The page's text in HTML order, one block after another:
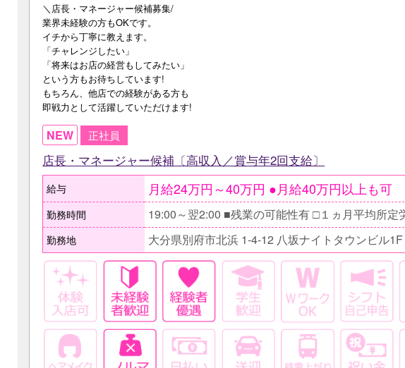
＼店長・マネージャー候補募集/
業界未経験の方もOKです。
イチから丁寧に教えます。
「チャレンジしたい」
「将来はお店の経営もしてみたい」
という方もお待ちしています!
もちろん、他店での経験がある方も
即戦力として活躍していただけます!
NEW 正社員
店長・マネージャー候補〔高収入／賞与年2回支給〕
給与 月給24万円～40万円 ●月給40万円以上も可
勤務時間
勤務地
大分県別府市北浜 1-4-12 八坂ナイトタウンビル1F